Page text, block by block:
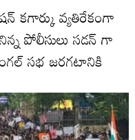
కగార్కు వ్యతిరేకంగా
పోలీసులు సడన్ గా
సభ జరగటానికి